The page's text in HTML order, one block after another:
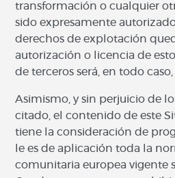
transformación o cualquier
sido expresamente
derechos de explotación
autorización o licencia de
de terceros será, en todo
Asimismo, y sin perjuicio de
citado, el contenido de este
tiene la consideración de
le es de aplicación toda la
comunitaria europea vigente